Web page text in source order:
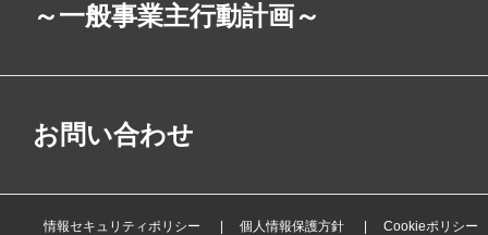
～一般事業主行動計画～
お問い合わせ
情報セキュリティポリシー 個人情報保護方針 Cookieポリシー